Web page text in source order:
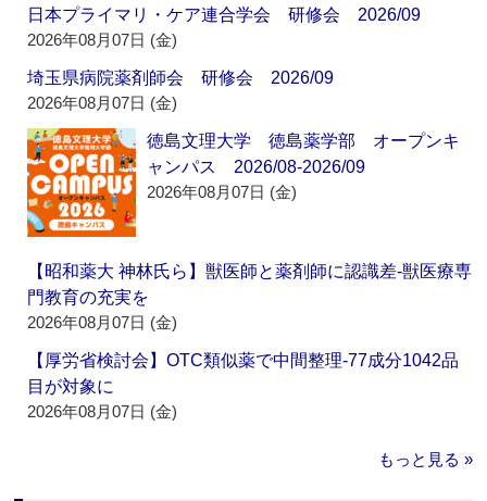
日本プライマリ・ケア連合学会 研修会 2026/09
2026年08月07日 (金)
埼玉県病院薬剤師会 研修会 2026/09
2026年08月07日 (金)
徳島文理大学 徳島薬学部 オープンキ
ャンパス 2026/08-2026/09
2026年08月07日 (金)
【昭和薬大 神林氏ら】獣医師と薬剤師に認識差‐獣医療専
門教育の充実を
2026年08月07日 (金)
【厚労省検討会】OTC類似薬で中間整理‐77成分1042品
目が対象に
2026年08月07日 (金)
もっと見る »